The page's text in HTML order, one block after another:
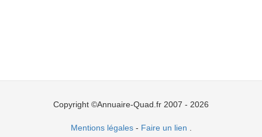
Copyright ©Annuaire-Quad.fr 2007 - 2026
Mentions légales- Faire un lien